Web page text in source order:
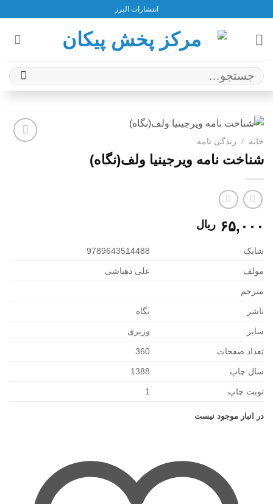
content
انتشارات البرز
جستجو
برای:
خانه / زندگی نامه
شناخت نامه ویرجینیا ولف(نگاه)
۶۵,۰۰۰ ریال
شابک 9789643514488
مولف علی دهباشی
مترجم
ناشر نگاه
سایز وزیری
تعداد صفحات 360
سال چاپ 1388
نوبت چاپ 1
در انبار موجود نیست